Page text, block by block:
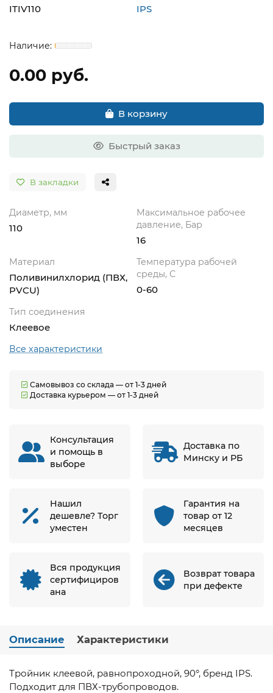
ITIV110 IPS
0.00 руб.
В корзину
Быстрый заказ
В закладки
Диаметр, мм
110
Максимальное рабочее
давление, Бар
16
Материал
Поливинилхлорид (ПВХ,
PVCU)
Температура рабочей
среды, С
0-60
Тип соединения
Клеевое
Все характеристики
Самовывоз со склада — от 1-3 дней
Доставка курьером — от 1-3 дней
Консультация
и помощь в
выборе
Доставка по
Минску и РБ
Нашил
дешевле? Торг
уместен
Гарантия на
товар от 12
месяцев
Вся продукция
сертифициров
ана
Возврат товара
при дефекте
Описание Характеристики
Тройник клеевой, равнопроходной, 90°, бренд IPS.
Подходит для ПВХ-трубопроводов.